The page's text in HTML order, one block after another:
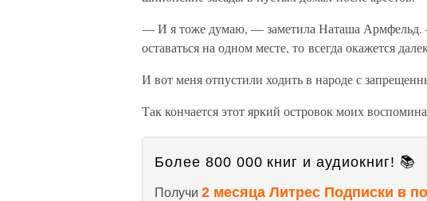
— И я тоже думаю, — заметила Наташа Армфельд.
оставаться на одном месте, то всегда окажется
И вот меня отпустили ходить в народе с
Так кончается этот яркий островок моих
Более 800 000 книг и аудиокниг! 📚
Получи 2 месяца Литрес Подписки в